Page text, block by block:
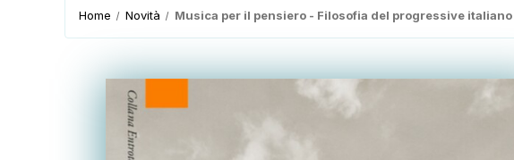
Home Novità Musica per il pensiero - Filosofia del progressive italiano